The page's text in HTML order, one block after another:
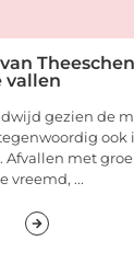
vallen
gezien de
ook
Afvallen met
vreemd, ...